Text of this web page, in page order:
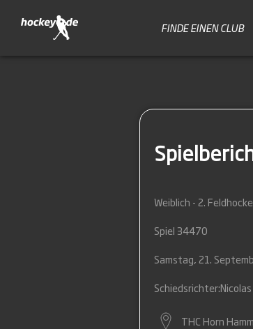
FINDE EINEN CLUB
Weiblich - 2.
Spiel 34470
Samstag, 21.
Schiedsrichter:
THC Horn